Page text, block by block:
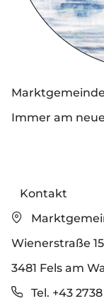
Immer am
Kontakt
Wienerstraße 15
3481 Fels am
Tel. +43 2738